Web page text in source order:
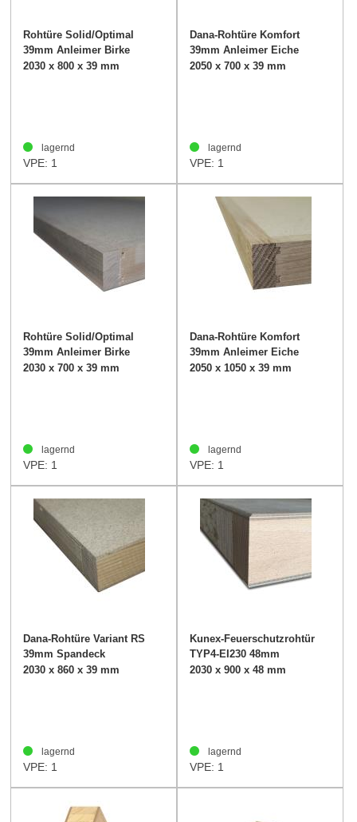
Rohtüre Solid/Optimal
39mm Anleimer Birke
2030 x 800 x 39 mm
lagernd
VPE: 1
Dana-Rohtüre Komfort
39mm Anleimer Eiche
2050 x 700 x 39 mm
lagernd
VPE: 1
Rohtüre Solid/Optimal
39mm Anleimer Birke
2030 x 700 x 39 mm
lagernd
VPE: 1
Dana-Rohtüre Komfort
39mm Anleimer Eiche
2050 x 1050 x 39 mm
lagernd
VPE: 1
Dana-Rohtüre Variant RS
39mm Spandeck
2030 x 860 x 39 mm
lagernd
VPE: 1
Kunex-Feuerschutzrohtür
TYP4-EI230 48mm
2030 x 900 x 48 mm
lagernd
VPE: 1